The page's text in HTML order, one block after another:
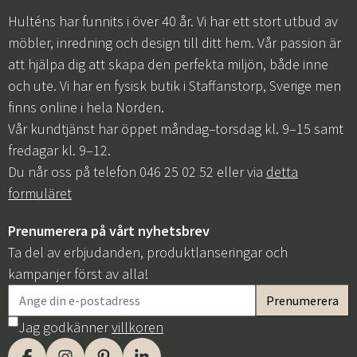
Hulténs har funnits i över 40 år. Vi har ett stort utbud av
möbler, inredning och design till ditt hem. Vår passion är
att hjälpa dig att skapa den perfekta miljön, både inne
och ute. Vi har en fysisk butik i Staffanstorp, Sverige men
finns online i hela Norden.
Vår kundtjänst har öppet måndag–torsdag kl. 9–15 samt
fredagar kl. 9–12.
Du når oss på telefon 046 25 02 52 eller via detta
formuläret
Prenumerera på vårt nyhetsbrev
Ta del av erbjudanden, produktlanseringar och
kampanjer först av alla!
Jag godkännervillkoren